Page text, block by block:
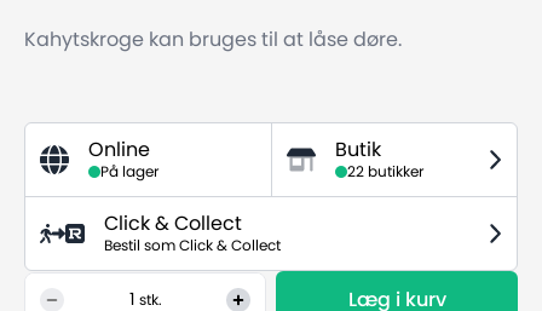
Kahytskroge kan bruges til at låse døre.
Online
På lager
Butik
22 butikker
Click & Collect
Bestil som Click & Collect
stk. Læg i kurv